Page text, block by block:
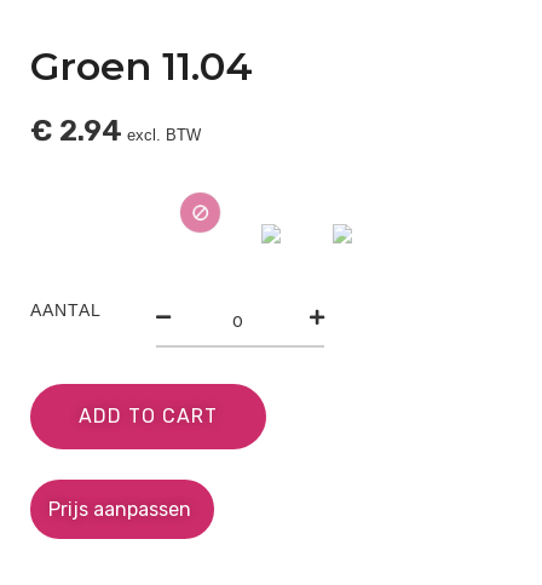
Groen 11.04
€ 2.94 excl. BTW
AANTAL
ADD TO CART
Prijs aanpassen